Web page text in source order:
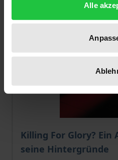
Alle
Killing For Glory? Ein
seine Hintergründe